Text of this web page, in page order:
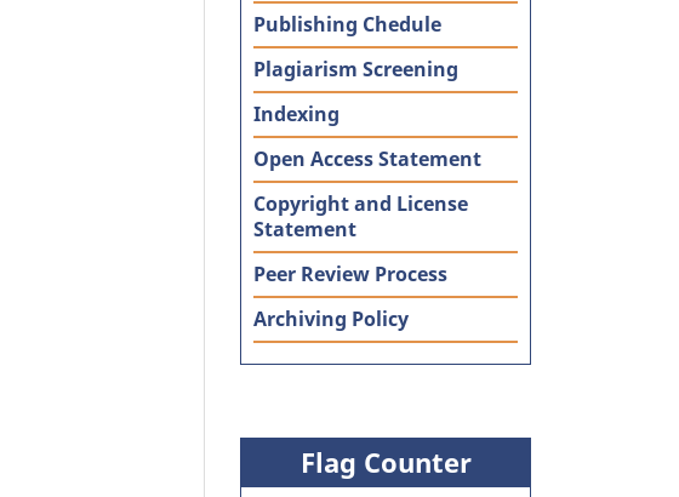
Publishing Chedule
Plagiarism Screening
Indexing
Open Access Statement
Copyright and License
Statement
Peer Review Process
Archiving Policy
Flag Counter